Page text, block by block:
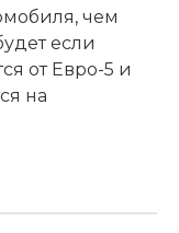
чем
если
от Евро-5 и
на